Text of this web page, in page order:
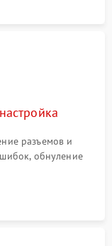
разъемов и
обнуление
переноса,
аппарата.